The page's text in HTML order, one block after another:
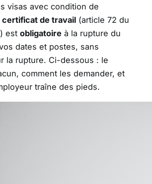
visas avec condition de
certificat de travail (article 72 du
est obligatoire à la rupture du
dates et postes, sans
la rupture. Ci-dessous : le
comment les demander, et
traîne des pieds.